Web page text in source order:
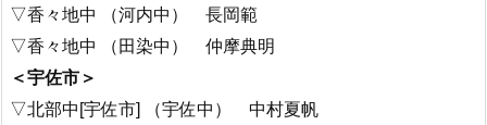
▽香々地中 （河内中） 長岡範
▽香々地中 （田染中） 仲摩典明
＜宇佐市＞
▽北部中[宇佐市] （宇佐中） 中村夏帆